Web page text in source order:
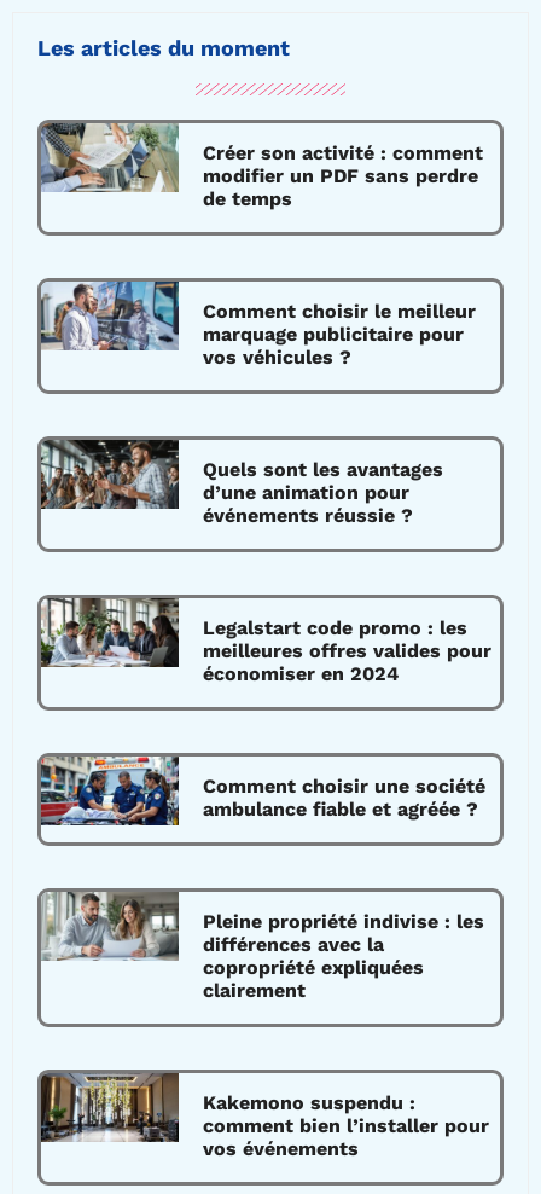
Les articles du moment
Créer son activité : comment
modifier un PDF sans perdre
de temps
Comment choisir le meilleur
marquage publicitaire pour
vos véhicules ?
Quels sont les avantages
d’une animation pour
événements réussie ?
Legalstart code promo : les
meilleures offres valides pour
économiser en 2024
Comment choisir une société
ambulance fiable et agréée ?
Pleine propriété indivise : les
différences avec la
copropriété expliquées
clairement
Kakemono suspendu :
comment bien l’installer pour
vos événements